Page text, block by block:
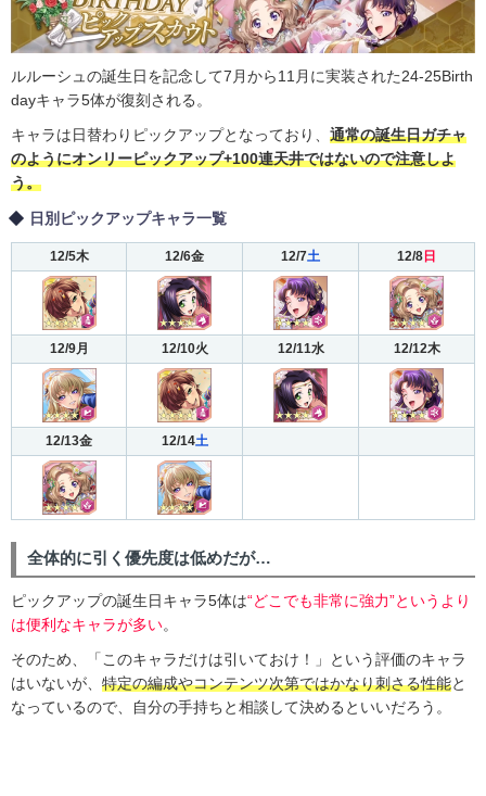
ルルーシュの誕生日を記念して7月から11月に実装された24-25Birth
dayキャラ5体が復刻される。
キャラは日替わりピックアップとなっており、 通常の誕生日ガチャ
のようにオンリーピックアップ+100連天井ではないので注意しよ
う。
日別ピックアップキャラ一覧
12/5木 12/6金 12/7土 12/8日
12/9月 12/10火 12/11水 12/12木
12/13金 12/14土
全体的に引く優先度は低めだが…
ピックアップの誕生日キャラ5体は“どこでも非常に強力”というより
は便利なキャラが多い。
そのため、「このキャラだけは引いておけ！」という評価のキャラ
はいないが、 特定の編成やコンテンツ次第ではかなり刺さる性能と
なっているので、自分の手持ちと相談して決めるといいだろう。